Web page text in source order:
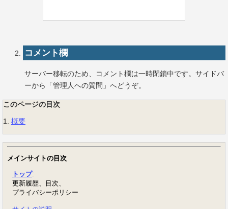
コメント欄
サーバー移転のため、コメント欄は一時閉鎖中です。サイドバ
ーから「管理人への質問」へどうぞ。
このページの目次
1. 概要